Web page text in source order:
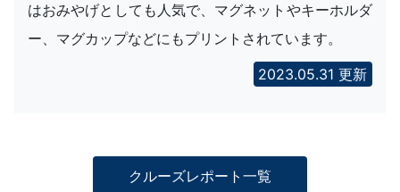
はおみやげとしても人気で、マグネットやキーホルダ
ー、マグカップなどにもプリントされています。
2023.05.31 更新
クルーズレポート一覧